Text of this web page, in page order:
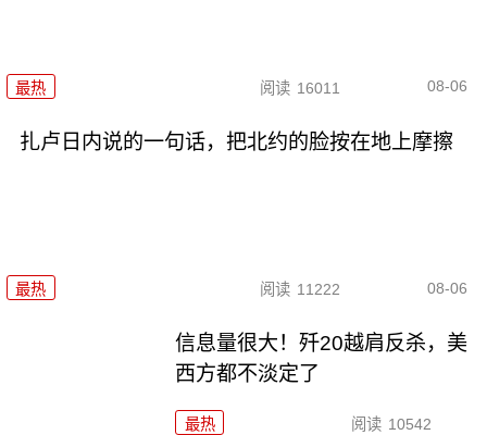
最热 阅读 16011 08-06
扎卢日内说的一句话，把北约的脸按在地上摩擦
最热 阅读 11222 08-06
信息量很大！歼20越肩反杀，美
西方都不淡定了
最热 阅读 10542